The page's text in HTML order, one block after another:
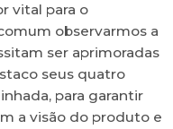
vital para o
observarmos a
ser aprimoradas
seus quatro
para garantir
a visão do produto e